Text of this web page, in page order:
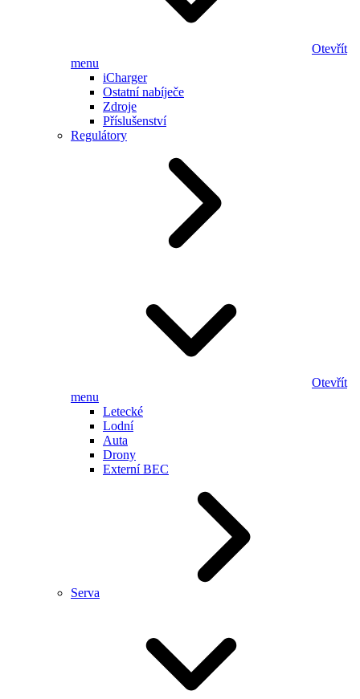
Otevřít
menu
iCharger
Ostatní nabíječe
Zdroje
Příslušenství
Regulátory
Otevřít
menu
Letecké
Lodní
Auta
Drony
Externí BEC
Serva